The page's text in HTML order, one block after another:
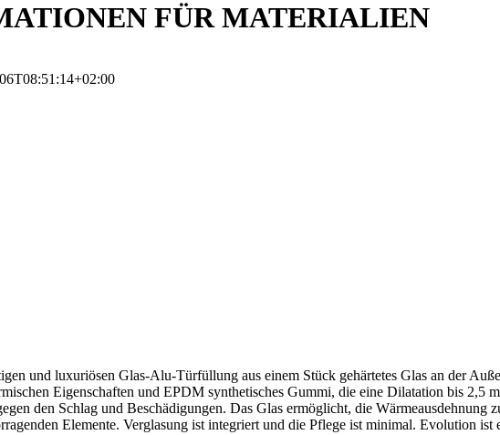
FÜR MATERIALIEN
und luxuriösen Glas-Alu-Türfüllung aus einem Stück gehärtetes Glas an der
Eigenschaften und EPDM synthetisches Gummi, die eine Dilatation bis 2,5
den Schlag und Beschädigungen. Das Glas ermöglicht, die
Elemente. Verglasung ist integriert und die Pflege ist minimal. Evolution